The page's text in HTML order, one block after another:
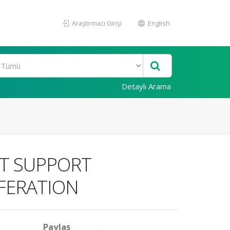
Araştırmacı Girişi English
Detaylı Arama
SUPPORT
Paylaş